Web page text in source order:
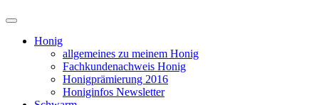
Suchfeld
ein-/ausblenden
Honig
allgemeines zu meinem Honig
Fachkundenachweis Honig
Honigprämierung 2016
Honiginfos Newsletter